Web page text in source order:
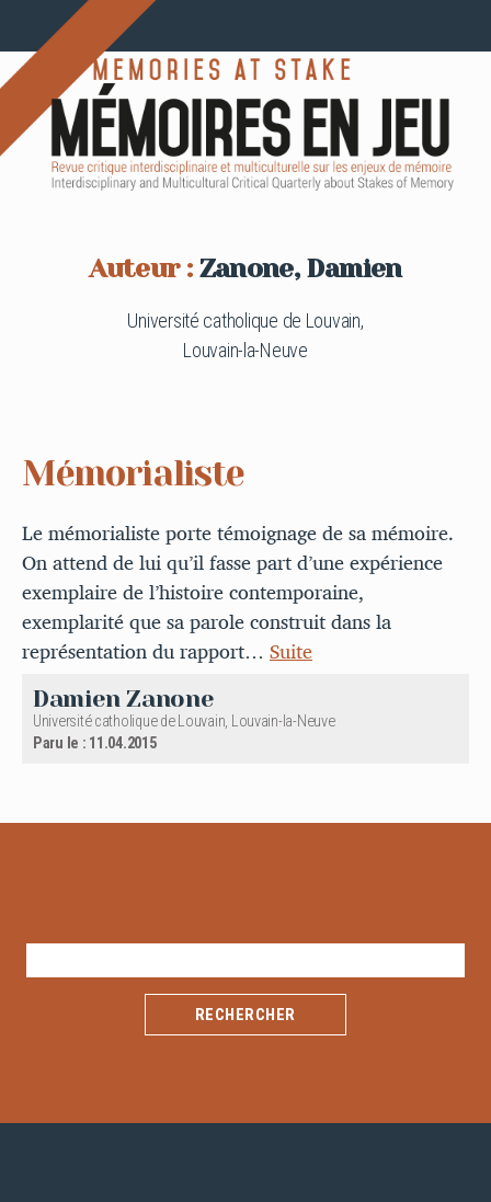
Auteur : Zanone, Damien
Université catholique de Louvain,
Louvain-la-Neuve
Mémorialiste
Le mémorialiste porte témoignage de sa mémoire.
On attend de lui qu’il fasse part d’une expérience
exemplaire de l’histoire contemporaine,
exemplarité que sa parole construit dans la
représentation du rapport… Suite
Damien Zanone
Université catholique de Louvain, Louvain-la-Neuve
Paru le : 11.04.2015